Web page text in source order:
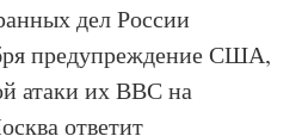
дел России
предупреждение США,
атаки их ВВС на
ответит